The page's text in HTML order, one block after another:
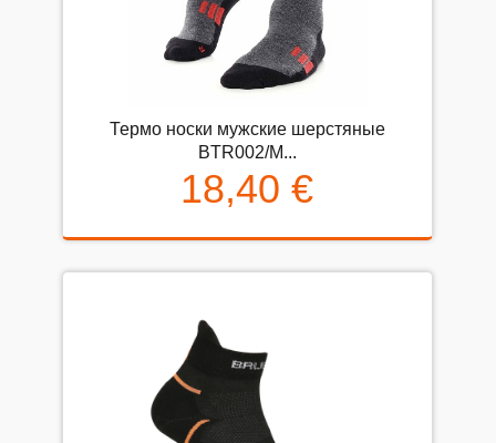
Термо носки мужские шерстяные
BTR002/M...
18,40 €